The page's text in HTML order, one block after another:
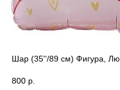
Шар (35''/89 см) Фигура,
800 р.